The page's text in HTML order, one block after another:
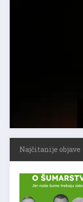
Najčitanije objave